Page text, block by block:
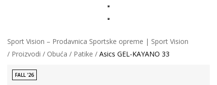
Sport Vision – Prodavnica Sportske opreme | Sport Vision
Proizvodi
Obuća Patike Asics GEL-KAYANO 33
FALL '26